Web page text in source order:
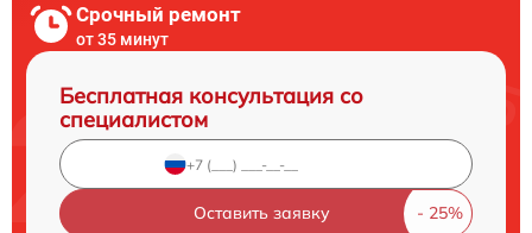
Срочный ремонт
от 35 минут
Бесплатная консультация со
специалистом
Оставить заявку